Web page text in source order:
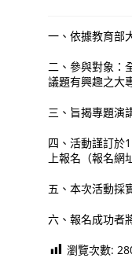
一、依據教育部
二、參與對象：
議題有興趣之大
三、旨揭專題演
四、活動謹訂於
上報名（報名
五、本次活動採
六、報名成功者
瀏覽次數: